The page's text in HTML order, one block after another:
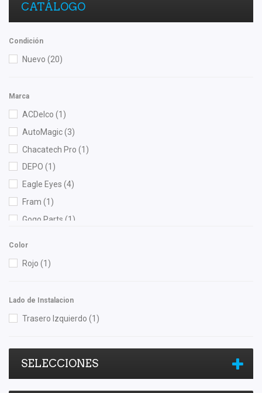
CATÁLOGO
Condición
Nuevo (20)
Marca
ACDelco (1)
AutoMagic(3)
Chacatech Pro (1)
DEPO (1)
Eagle Eyes (4)
Fram (1)
Gogo Parts (1)
Color
Rojo (1)
Lado de Instalacion
Trasero Izquierdo (1)
SELECCIONES